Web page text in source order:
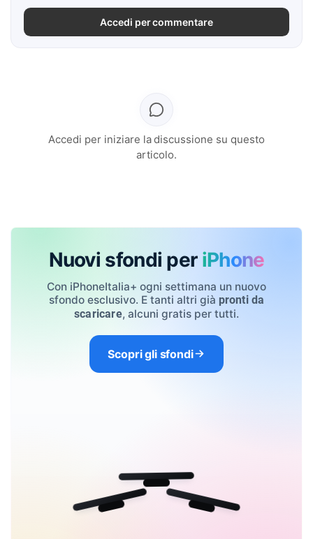
Accedi per commentare
Accedi per iniziare la discussione su questo
articolo.
Nuovi sfondi per iPhone
Con iPhoneItalia+ ogni settimana un nuovo
sfondo esclusivo. E tanti altri già pronti da
scaricare, alcuni gratis per tutti.
Scopri gli sfondi